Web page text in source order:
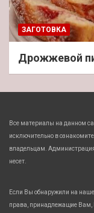
ЗАГОТОВКА
Дрожжевой
Все материалы на данном
исключительно в
владельцам.
несет.
Если Вы обнаружили на
права, принадлежащие Вам,